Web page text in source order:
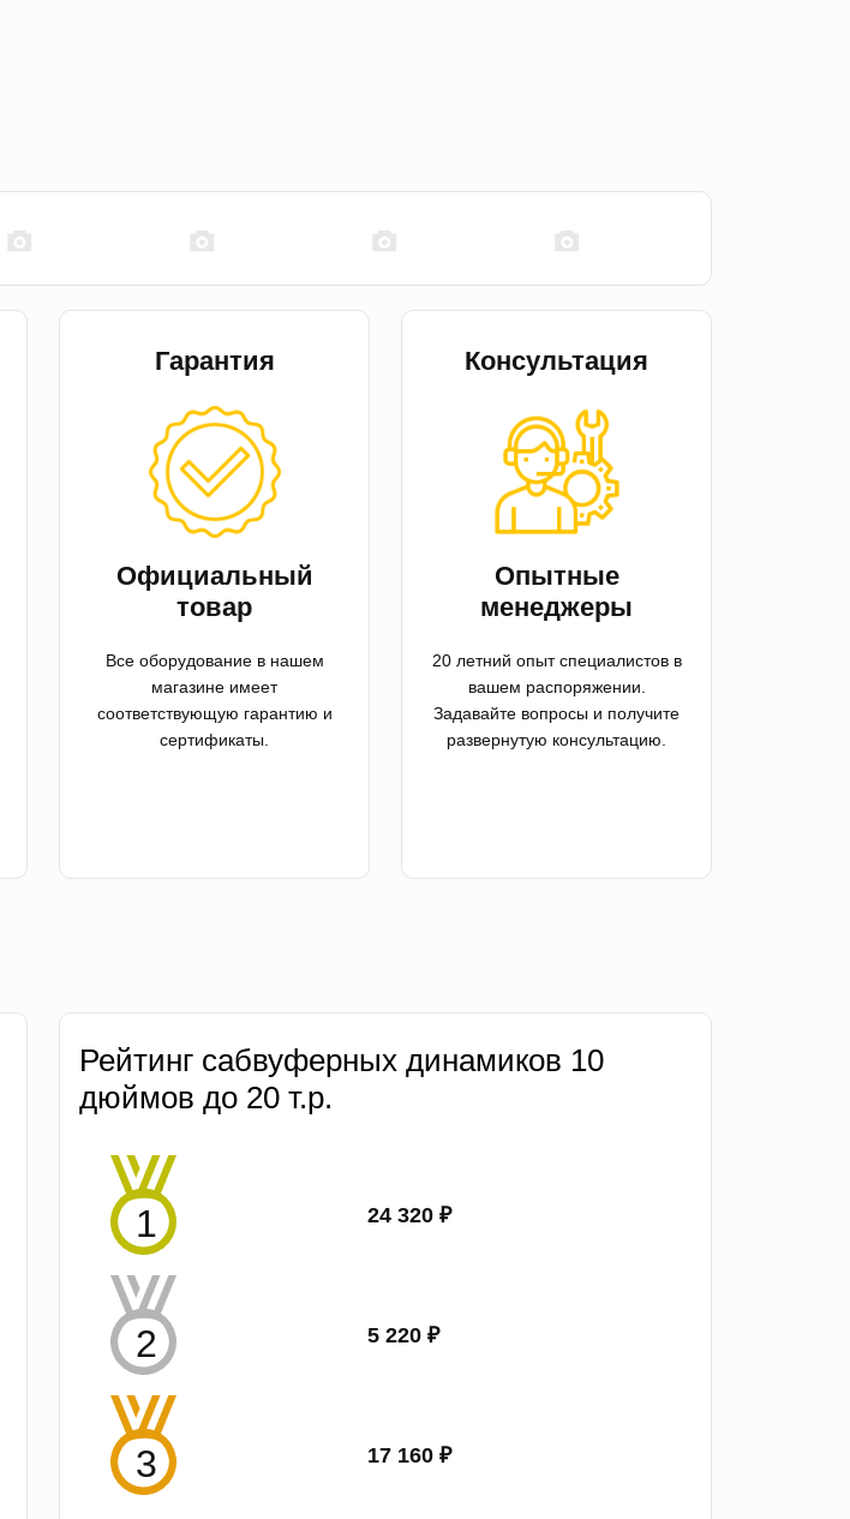
Гарантия
Официальный
товар
Все оборудование в нашем
магазине имеет
соответствующую гарантию и
сертификаты.
Консультация
Опытные
менеджеры
20 летний опыт специалистов в
вашем распоряжении.
Задавайте вопросы и получите
развернутую консультацию.
Рейтинг сабвуферных динамиков 10
дюймов до 20 т.р.
24 320 ₽
5 220 ₽
17 160 ₽